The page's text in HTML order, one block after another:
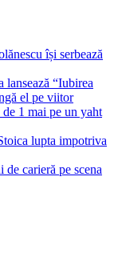
își serbează
lansează “Iubirea
el pe viitor
de 1 mai pe un yaht
lupta impotriva
carieră pe scena